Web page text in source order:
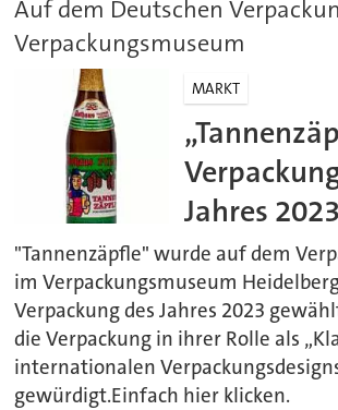
Auf dem Deutschen
Verpackungsmuseum
MARKT
Jahres 2023
"Tannenzäpfle" wurde auf dem
im Verpackungsmuseum
Verpackung des Jahres 2023
die Verpackung in ihrer Rolle als
internationalen
gewürdigt.Einfach hier klicken.